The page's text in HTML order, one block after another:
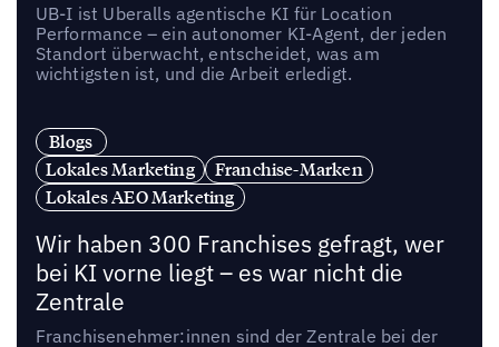
UB-I ist Uberalls agentische KI für Location
Performance – ein autonomer KI-Agent, der jeden
Standort überwacht, entscheidet, was am
wichtigsten ist, und die Arbeit erledigt.
Blogs
Lokales Marketing
Franchise-Marken
Lokales AEO Marketing
Wir haben 300 Franchises gefragt, wer
bei KI vorne liegt – es war nicht die
Zentrale
Franchisenehmer:innen sind der Zentrale bei der